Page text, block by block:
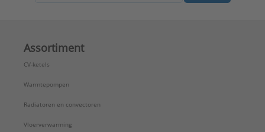
Assortiment
CV-ketels
Warmtepompen
Radiatoren en convectoren
Vloerverwarming